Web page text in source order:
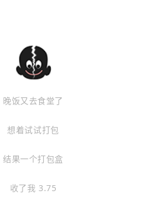
晚饭又去食堂了
想着试试打包
结果一个打包盒
收了我 3.75